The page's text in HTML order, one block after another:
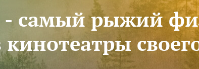
рыжий